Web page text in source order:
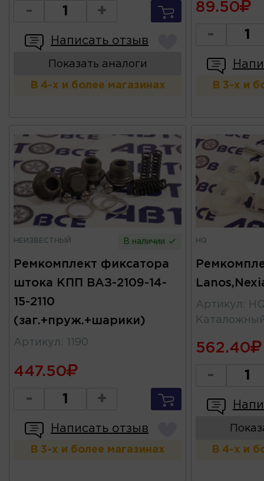
- +
Написать отзыв
Показать аналоги
В 4-х и более магазинах
89.50
-
В 3-х и
НЕИЗВЕСТНЫЙ В наличии
Ремкомплект фиксатора
штока КПП ВАЗ-2109-14-
15-2110
(заг.+пруж.+шарики)
Артикул : 1190
447.50
- +
Написать отзыв
В 3-х и более магазинах
HQ
Артикул :
562.40
-
В 4-х и